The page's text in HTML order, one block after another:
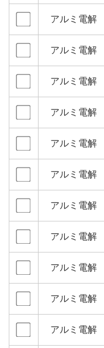
アルミ電解
アルミ電解
アルミ電解
アルミ電解
アルミ電解
アルミ電解
アルミ電解
アルミ電解
アルミ電解
アルミ電解
アルミ電解